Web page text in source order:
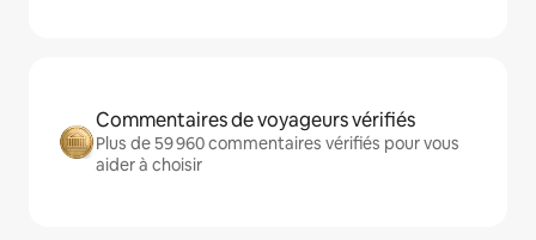
Commentaires de voyageurs vérifiés
Plus de 59 960 commentaires vérifiés pour vous
aider à choisir